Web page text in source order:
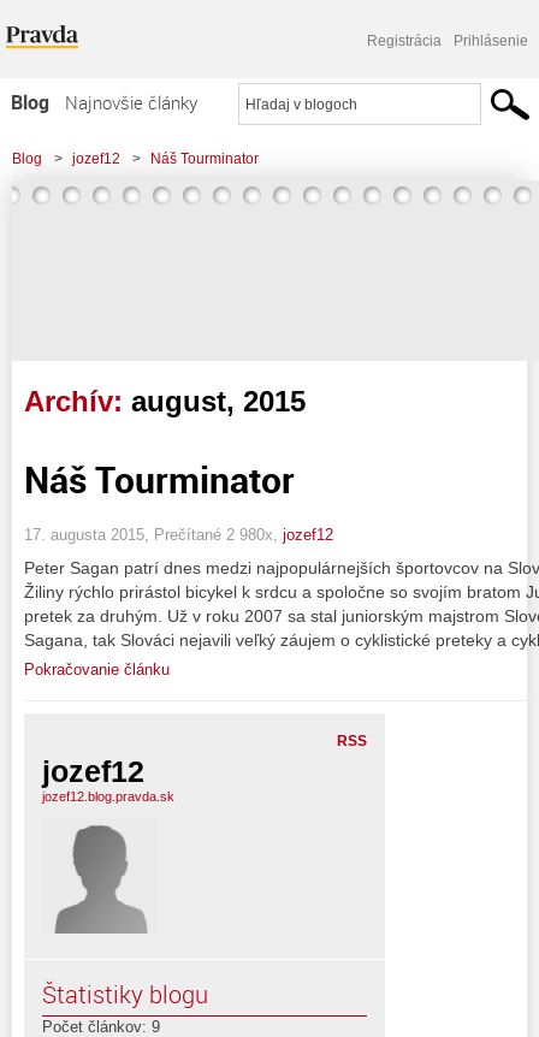
Registrácia Prihlásenie
Blog
Najnovšie články
Najčítanejšie články
Najkomentovanejšie články
Blog > jozef12 > Náš Tourminator
Archív: august, 2015
Náš Tourminator
17. augusta 2015, Prečítané 2 980x, jozef12
Peter Sagan patrí dnes medzi najpopulárnejších športovcov na
Žiliny rýchlo prirástol bicykel k srdcu a spoločne so svojím bratom
pretek za druhým. Už v roku 2007 sa stal juniorským majstrom
Sagana, tak Slováci nejavili veľký záujem o cyklistické preteky a
Pokračovanie článku
RSS
jozef12
jozef12.blog.pravda.sk
Štatistiky blogu
Počet článkov: 9